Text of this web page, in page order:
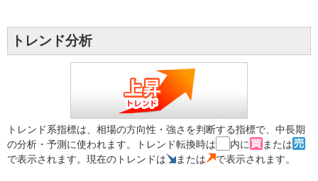
トレンド分析
トレンド系指標は、相場の方向性・強さを判断する指標で、中長期
の分析・予測に使われます。トレンド転換時は
内に
または
で表示されます。現在のトレンドは
または で表示されます。